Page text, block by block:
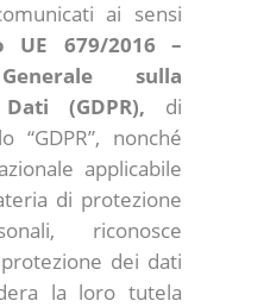
ai sensi
UE 679/2016 –
sulla
(GDPR), di
“GDPR”, nonché
applicabile
di protezione
riconosce
dei dati
la loro tutela